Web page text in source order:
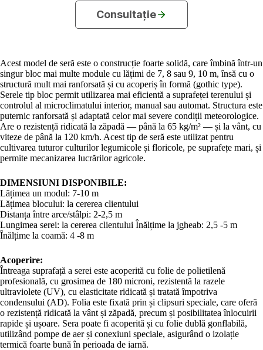
Consultație
Acest model de seră este o construcție foarte solidă, care îmbină într-un
singur bloc mai multe module cu lățimi de 7, 8 sau 9, 10 m, însă cu o
structură mult mai ranforsată și cu acoperiș în formă (gothic type).
Serele tip bloc permit utilizarea mai eficientă a suprafeței terenului și
controlul al microclimatului interior, manual sau automat. Structura este
puternic ranforsată și adaptată celor mai severe condiții meteorologice.
Are o rezistență ridicată la zăpadă — până la 65 kg/m² — și la vânt, cu
viteze de până la 120 km/h. Acest tip de seră este utilizat pentru
cultivarea tuturor culturilor legumicole și floricole, pe suprafețe mari, și
permite mecanizarea lucrărilor agricole.
DIMENSIUNI DISPONIBILE:
Lățimea un modul: 7-10 m
Lățimea blocului: la cererea clientului
Distanța între arce/stâlpi: 2-2,5 m
Lungimea serei: la cererea clientului Înălțime la jgheab: 2,5 -5 m
Înălțime la coamă: 4 -8 m
Acoperire:
Întreaga suprafață a serei este acoperită cu folie de polietilenă
profesională, cu grosimea de 180 microni, rezistentă la razele
ultraviolete (UV), cu elasticitate ridicată și tratată împotriva
condensului (AD). Folia este fixată prin și clipsuri speciale, care oferă
o rezistență ridicată la vânt și zăpadă, precum și posibilitatea înlocuirii
rapide și ușoare. Sera poate fi acoperită și cu folie dublă gonflabilă,
utilizând pompe de aer și conexiuni speciale, asigurând o izolație
termică foarte bună în perioada de iarnă.